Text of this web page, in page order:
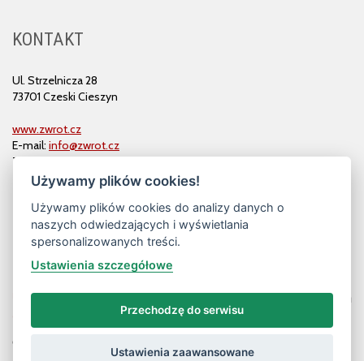
KONTAKT
Ul. Strzelnicza 28
73701 Czeski Cieszyn
www.zwrot.cz
E-mail: info@zwrot.cz
Tel. i faks: 558 711 582
© ZWROT
Używamy plików cookies!
Używamy plików cookies do analizy danych o
naszych odwiedzających i wyświetlania
spersonalizowanych treści.
Ustawienia szczegółowe
Przechodzę do serwisu
Ustawienia zaawansowane